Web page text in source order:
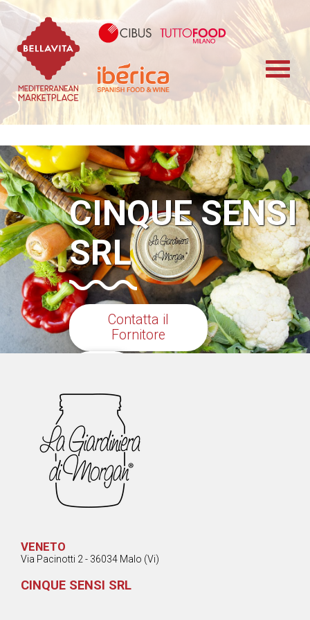
Bellavita Marketplace Cibus TuttoFood
CINQUE SENSI
SRL
Contatta il
Fornitore
VENETO
Via Pacinotti 2 - 36034 Malo (Vi)
CINQUE SENSI SRL